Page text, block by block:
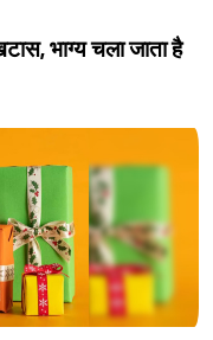
भाग्य चला जाता है